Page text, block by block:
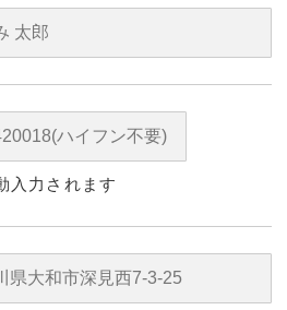
入力されます